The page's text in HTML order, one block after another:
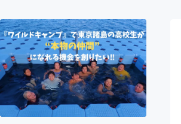
テクノロジー・ガジェット
映像・映画
ビジネス・起業